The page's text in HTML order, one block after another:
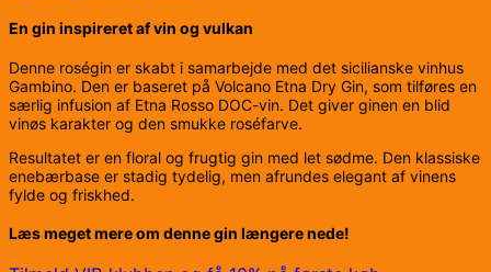
En gin inspireret af vin og vulkan
Denne roségin er skabt i samarbejde med det sicilianske vinhus
Gambino. Den er baseret på Volcano Etna Dry Gin, som tilføres en
særlig infusion af Etna Rosso DOC-vin. Det giver ginen en blid
vinøs karakter og den smukke roséfarve.
Resultatet er en floral og frugtig gin med let sødme. Den klassiske
enebærbase er stadig tydelig, men afrundes elegant af vinens
fylde og friskhed.
Læs meget mere om denne gin længere nede!